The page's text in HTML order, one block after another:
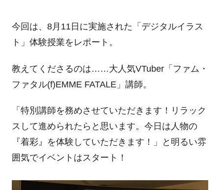
今回は、 8月 11日に実施された「デジタルイラス
ト」体験授業をレポート。
教えてくださるのは……大人気VTuber「ファム・
ファタル(f)EMME FATALE」講師。
「特別講師を務めさせていただきます！リラック
スして進められたらと思います。今日は人物の
『着彩』を体験していただきます！」と 明るい雰
囲気でイベントはスタート！